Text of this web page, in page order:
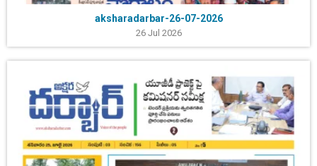
aksharadarbar-26-07-2026
26 Jul 2026